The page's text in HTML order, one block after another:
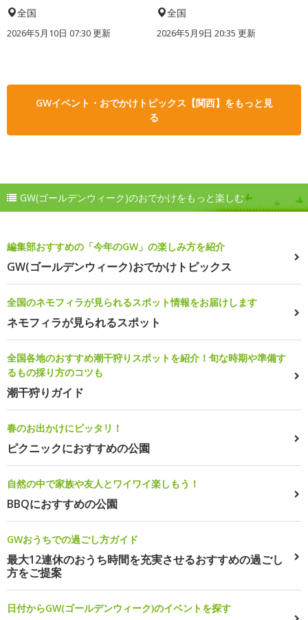
全国
2026年5月10日 07:30 更新
全国
2026年5月9日 20:35 更新
GWイベント・おでかけトピックス【関西】をもっと見
る
GW(ゴールデンウィーク)のおでかけをもっと楽しむ
編集部おすすめの「今年のGW」の楽しみ方を紹介
GW(ゴールデンウィーク)おでかけトピックス
全国のネモフィラが見られるスポット情報をお届けします
ネモフィラが見られるスポット
全国各地のおすすめ潮干狩りスポットを紹介！旬な時期や準備す
るもの採り方のコツも
潮干狩りガイド
春のお出かけにピッタリ！
ピクニックにおすすめの公園
自然の中で家族や友人とワイワイ楽しもう！
BBQにおすすめの公園
GWおうちでの過ごし方ガイド
最大12連休のおうち時間を充実させるおすすめの過ごし
方をご提案
日付からGW(ゴールデンウィーク)のイベントを探す